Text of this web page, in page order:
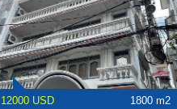
12000 USD 1800 m2